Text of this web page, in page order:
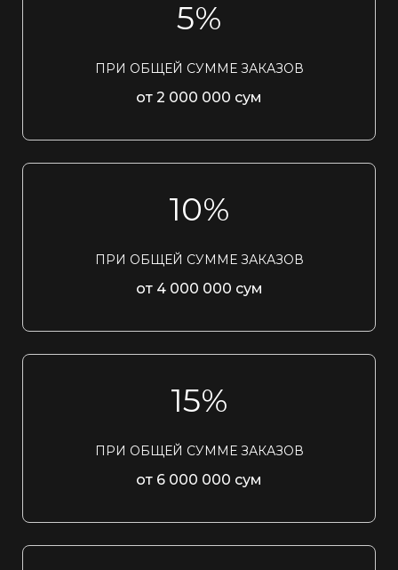
5%
ПРИ ОБЩЕЙ СУММЕ ЗАКАЗОВ
от 2 000 000 сум
10%
ПРИ ОБЩЕЙ СУММЕ ЗАКАЗОВ
от 4 000 000 сум
15%
ПРИ ОБЩЕЙ СУММЕ ЗАКАЗОВ
от 6 000 000 сум